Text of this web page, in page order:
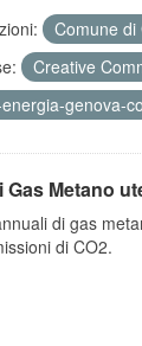
Comune di
Creative
genova-
Metano
di gas
di CO2.